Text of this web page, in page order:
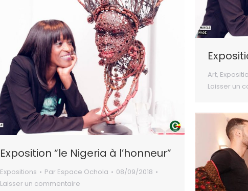
Art,
Laisser un
Exposition “le Nigeria à l’honneur”
Expositions Par Espace Ochola
08/09/2018
Laisser un commentaire